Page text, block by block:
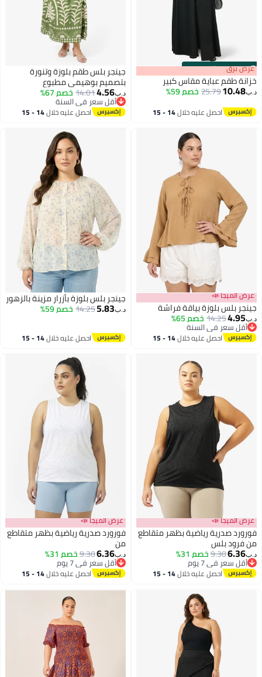
00m:00s
·باقي 100% عرض برق
خزانة طقم عباية مقاس كبير
د.ب‏10.48
25.79خصم 59%
احصل عليه خلال 14 - 15
جينجر بلس طقم بلوزة وتنورة
بتصميم بوهيمي مطبوع
د.ب‏4.56
14.01خصم 67%
أقل سعر في السنة
أقل سعر في السنة
احصل عليه خلال 14 - 15
عرض الميجا 📣
جينجر بلس بلوزة بياقة فراشة
د.ب‏4.95
14.25خصم 65%
أقل سعر في السنة
أقل سعر في السنة
احصل عليه خلال 14 - 15
اغسطس
جينجر بلس بلوزة بأزرار مزينة بالزهور
د.ب‏5.83
14.25خصم 59%
احصل عليه خلال 14 - 15
اغسطس
عرض الميجا 📣
فورورد صدرية رياضية بظهر متقاطع
من فرود بلس
د.ب‏6.36
9.30خصم 31%
أقل سعر في 7 يوم
أقل سعر في 7 يوماحصل عليه خلال 14 - 15
عرض الميجا 📣
فورورد صدرية رياضية بظهر متقاطع
من
د.ب‏6.36
9.30خصم 31%
أقل سعر في 7 يوم
أقل سعر في 7 يوماحصل عليه خلال 14 - 15